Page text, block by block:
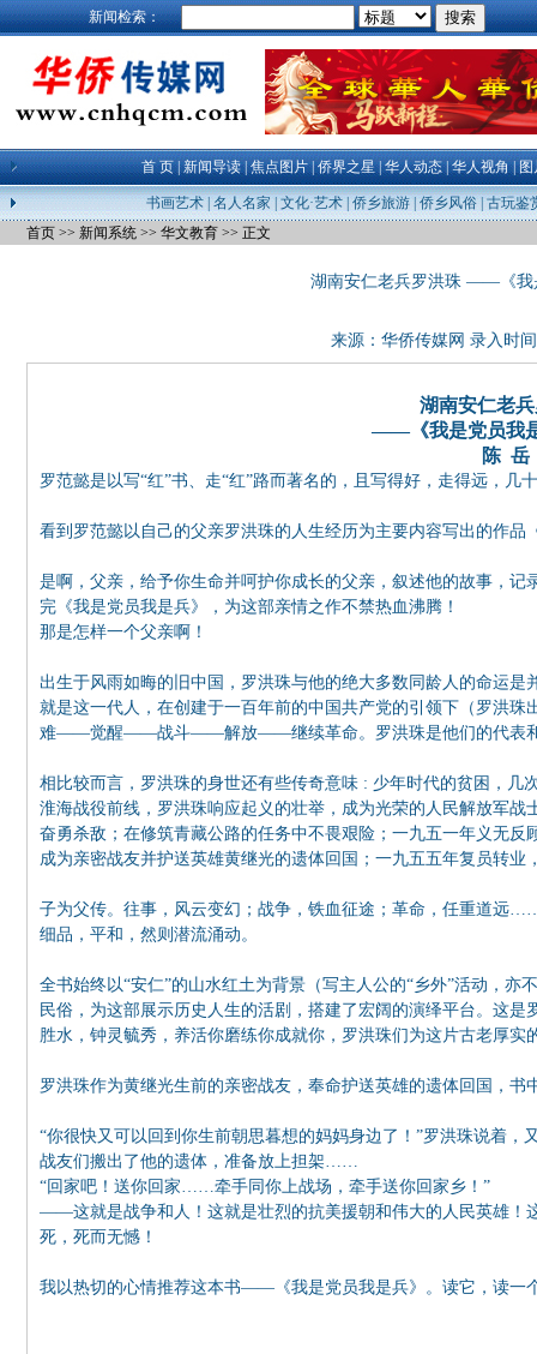
新闻检索：
首 页|新闻导读|焦点图片|侨界之星|华人动态|华人视角|图
书画艺术| 名人名家 文化·艺术| 侨乡旅游| 侨乡风俗| 古玩鉴
首页 >> 新闻系统 >> 华文教育 >> 正文
湖南安仁老兵罗洪珠 ——《我
来源： 华侨传媒网 录入时
湖南安仁老
——《我是党员我
陈 岳
罗范懿是以写“红”书、走“红”路而著名的，且写得好，走得远，几
看到罗范懿以自己的父亲罗洪珠的人生经历为主要内容写出的作
是啊，父亲，给予你生命并呵护你成长的父亲，叙述他的故事，
完《我是党员我是兵》，为这部亲情之作不禁热血沸腾！
那是怎样一个父亲啊！
出生于风雨如晦的旧中国，罗洪珠与他的绝大多数同龄人的命运
就是这一代人，在创建于一百年前的中国共产党的引领下（罗洪
难——觉醒——战斗——解放——继续革命。罗洪珠是他们的代表
相比较而言，罗洪珠的身世还有些传奇意味 : 少年时代的贫困，几
淮海战役前线，罗洪珠响应起义的壮举，成为光荣的人民解放军
奋勇杀敌；在修筑青藏公路的任务中不畏艰险；一九五一年义无
成为亲密战友并护送英雄黄继光的遗体回国；一九五五年复员转
子为父传。往事，风云变幻；战争，铁血征途；革命，任重道远
细品，平和，然则潜流涌动。
全书始终以“安仁”的山水红土为背景（写主人公的“乡外”活动，
民俗，为这部展示历史人生的活剧，搭建了宏阔的演绎平台。这
胜水，钟灵毓秀，养活你磨练你成就你，罗洪珠们为这片古老厚实
罗洪珠作为黄继光生前的亲密战友，奉命护送英雄的遗体回国，书
“你很快又可以回到你生前朝思暮想的妈妈身边了！”罗洪珠说着，
战友们搬出了他的遗体，准备放上担架……
“回家吧！送你回家……牵手同你上战场，牵手送你回家乡！”
——这就是战争和人！这就是壮烈的抗美援朝和伟大的人民英雄！
死，死而无憾！
我以热切的心情推荐这本书——《我是党员我是兵》。读它，读一